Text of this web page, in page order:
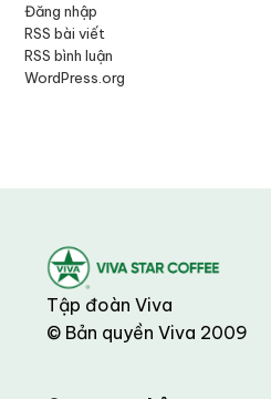
Đăng nhập
RSS bài viết
RSS bình luận
WordPress.org
Tập đoàn Viva
© Bản quyền Viva 2009